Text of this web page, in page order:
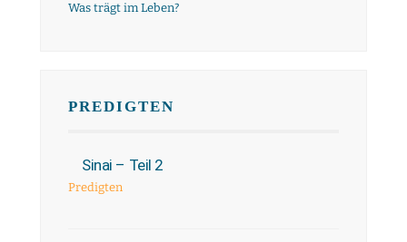
Was trägt im Leben?
PREDIGTEN
Sinai – Teil 2
Predigten